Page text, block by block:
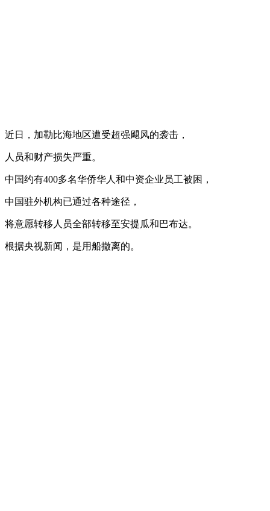
近日，加勒比海地区遭受超强飓风的袭击，
人员和财产损失严重。
中国约有400多名华侨华人和中资企业员工被困，
中国驻外机构已通过各种途径，
将意愿转移人员全部转移至安提瓜和巴布达。
根据央视新闻，是用船撤离的。